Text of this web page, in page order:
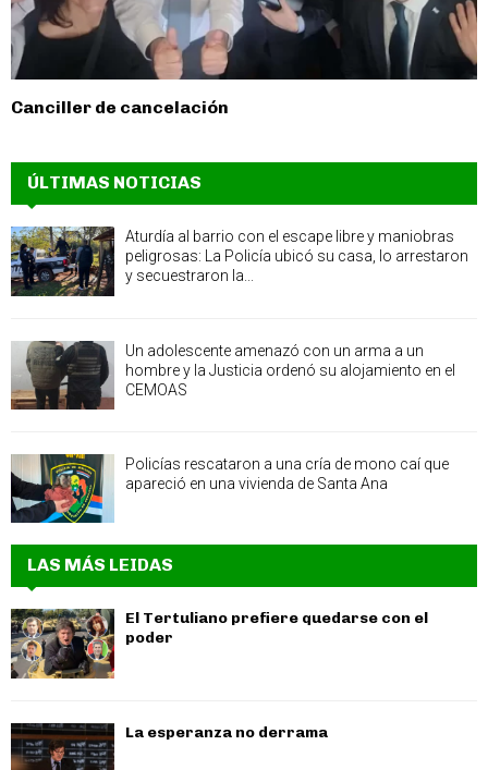
Canciller de cancelación
ÚLTIMAS NOTICIAS
Aturdía al barrio con el escape libre y maniobras
peligrosas: La Policía ubicó su casa, lo arrestaron
y secuestraron la...
Un adolescente amenazó con un arma a un
hombre y la Justicia ordenó su alojamiento en el
CEMOAS
Policías rescataron a una cría de mono caí que
apareció en una vivienda de Santa Ana
LAS MÁS LEIDAS
El Tertuliano prefiere quedarse con el
poder
La esperanza no derrama